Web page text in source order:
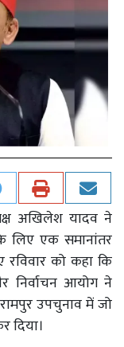
अखिलेश यादव ने
लिए एक समानांतर
को कहा कि
निर्वाचन आयोग ने
उपचुनाव में जो
दिया।